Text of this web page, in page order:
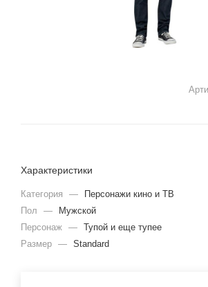
Характеристики
Категория —
Персонажи кино и ТВ
Пол
—
Мужской
Персонаж — Тупой и еще тупее
Размер — Standard